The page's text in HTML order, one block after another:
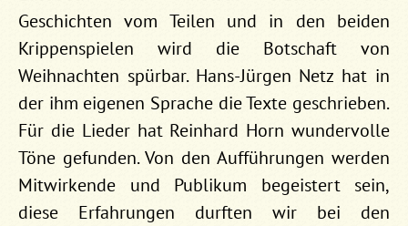
Geschichten vom Teilen und in den beiden
Krippenspielen wird die Botschaft von
Weihnachten spürbar. Hans-Jürgen Netz hat in
der ihm eigenen Sprache die Texte geschrieben.
Für die Lieder hat Reinhard Horn wundervolle
Töne gefunden. Von den Aufführungen werden
Mitwirkende und Publikum begeistert sein,
diese Erfahrungen durften wir bei den